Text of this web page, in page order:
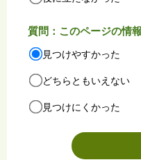
質問：このページの情
見つけやすかった
どちらともいえない
見つけにくかった